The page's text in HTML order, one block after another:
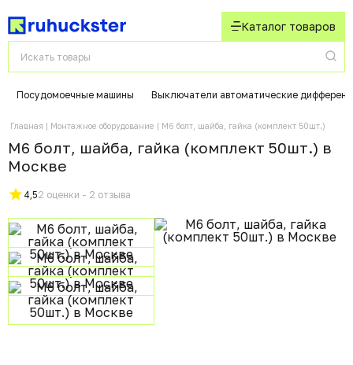
Каталог товаров
Посудомоечные машины Выключатели автоматические
Главная Монтажное оборудование М6 болт, шайба, гайка (комплект 50шт.)
М6 болт, шайба, гайка (комплект 50шт.) в
Москвe
4,52 оценки - 2 отзыва